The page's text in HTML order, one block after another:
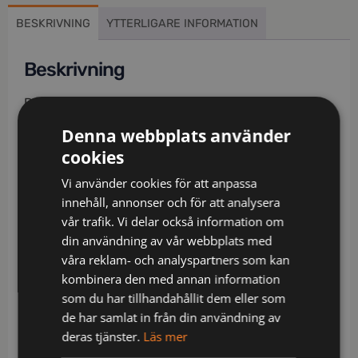
BESKRIVNING YTTERLIGARE INFORMATION
Beskrivning
Delvis biobaserat och återvunnet material /
Ribbstickade stretchpartier i midjan / Slitstarkt
ripstop-material med 4-vägsstretch på stuss och
baksida lår / Dold knapp fram / 2 löst hängande
CORDURA®-förstärkta spikfickor – den ena med
ficka med dragkedja, 3 mindre fickor och
verktygshällor, den andra med extra ficka / D-ring
under spikfickan / 2 framfickor / 2 bakfickor med lös
botten, varav en med dragkedja / Dubbel förstärkt
grensöm / Hammarhank / CORDURA®-förstärkt
tumstocksficka med verktygsficka, pennficka samt
knapp och hälla för kniv / Benficka med
Denna webbplats använder
cookies
Vi använder cookies för att anpassa
innehåll, annonser och för att analysera
vår trafik. Vi delar också information om
din användning av vår webbplats med
våra reklam- och analyspartners som kan
kombinera den med annan information
som du har tillhandahållit dem eller som
de har samlat in från din användning av
deras tjänster. Läs mer